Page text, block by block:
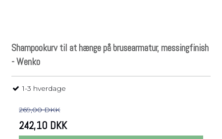
Shampookurv til at hænge på brusearmatur, messingfinish
- Wenko
1-3 hverdage
269,00 DKK
242,10 DKK